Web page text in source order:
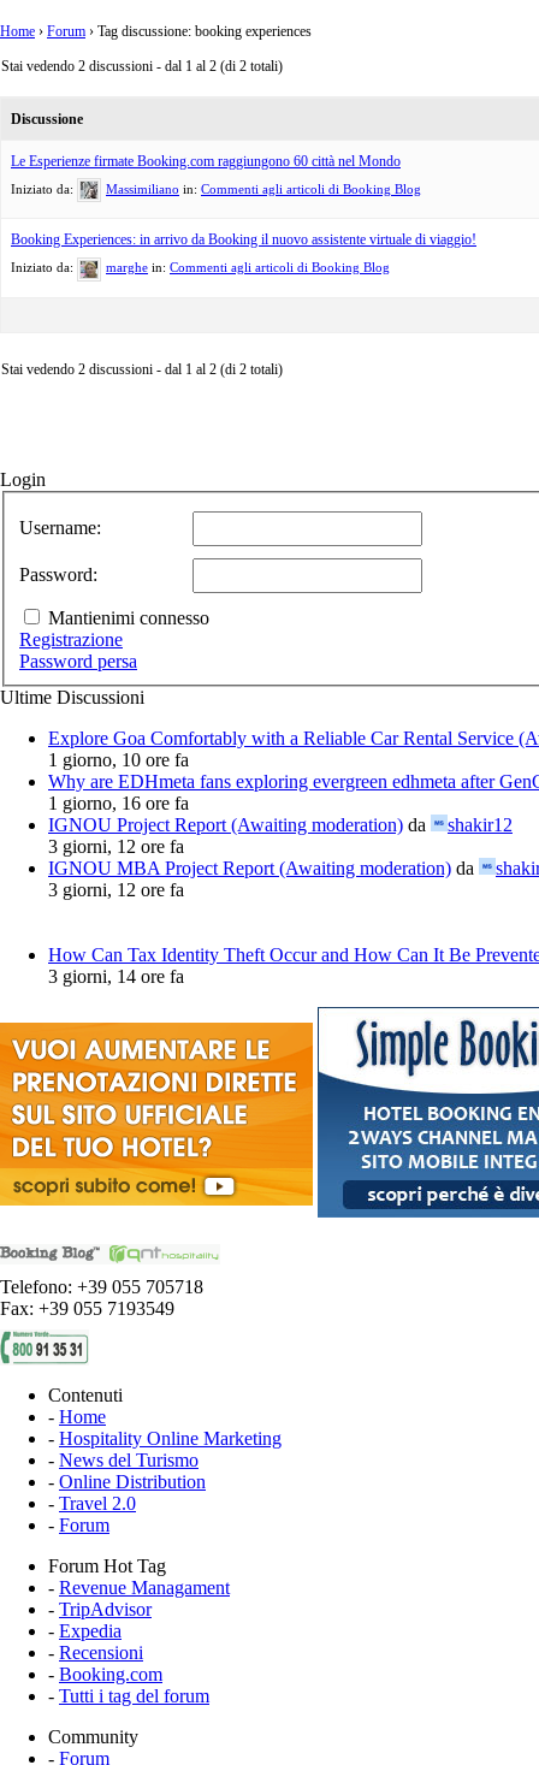
Home › Forum › Tag discussione: booking experiences
Stai vedendo 2 discussioni - dal 1 al 2 (di 2 totali)
Discussione
Le Esperienze firmate Booking.com raggiungono 60 città nel Mondo
Iniziato da: Massimiliano in: Commenti agli articoli di Booking Blog
Booking Experiences: in arrivo da Booking il nuovo assistente virtuale di viaggio!
Iniziato da: marghe in: Commenti agli articoli di Booking Blog
Stai vedendo 2 discussioni - dal 1 al 2 (di 2 totali)
Login
Username:
Password:
Mantienimi connesso
Registrazione
Password persa
Ultime Discussioni
Explore Goa Comfortably with a Reliable Car Rental Service
1 giorno, 10 ore fa
Why are EDHmeta fans exploring evergreen edhmeta after
1 giorno, 16 ore fa
IGNOU Project Report (Awaiting moderation) da
shakir12
3 giorni, 12 ore fa
IGNOU MBA Project Report (Awaiting moderation) da
3 giorni, 12 ore fa
How Can Tax Identity Theft Occur and How Can It Be
3 giorni, 14 ore fa
Telefono: +39 055 705718
Fax: +39 055 7193549
Contenuti
- Home
- Hospitality Online Marketing
- News del Turismo
- Online Distribution
- Travel 2.0
- Forum
Forum Hot Tag
- Revenue Managament
- TripAdvisor
- Expedia
- Recensioni
- Booking.com
- Tutti i tag del forum
Community
- Forum